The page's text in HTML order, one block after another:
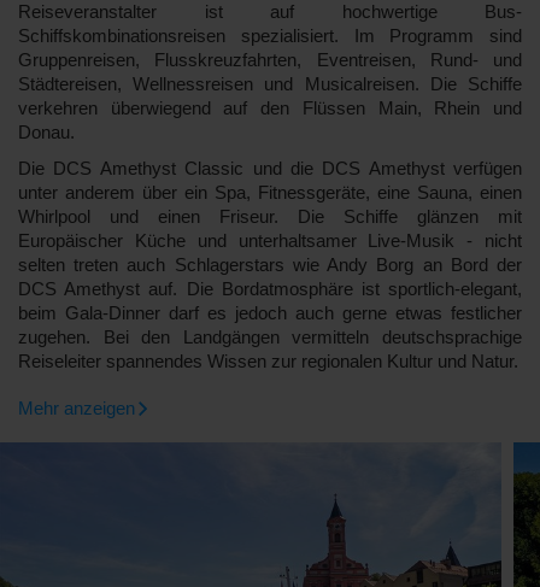
Reiseveranstalter ist auf hochwertige Bus-
Schiffskombinationsreisen spezialisiert. Im Programm sind
Gruppenreisen, Flusskreuzfahrten, Eventreisen, Rund- und
Städtereisen, Wellnessreisen und Musicalreisen. Die Schiffe
verkehren überwiegend auf den Flüssen Main, Rhein und
Donau.
Die DCS Amethyst Classic und die DCS Amethyst verfügen
unter anderem über ein Spa, Fitnessgeräte, eine Sauna, einen
Whirlpool und einen Friseur. Die Schiffe glänzen mit
Europäischer Küche und unterhaltsamer Live-Musik - nicht
selten treten auch Schlagerstars wie Andy Borg an Bord der
DCS Amethyst auf. Die Bordatmosphäre ist sportlich-elegant,
beim Gala-Dinner darf es jedoch auch gerne etwas festlicher
zugehen. Bei den Landgängen vermitteln deutschsprachige
Reiseleiter spannendes Wissen zur regionalen Kultur und Natur.
Mehr anzeigen